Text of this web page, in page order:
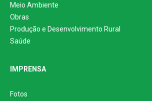
Meio Ambiente
Obras
Produção e Desenvolvimento Rural
Saúde
IMPRENSA
Fotos